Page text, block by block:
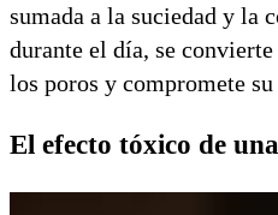
sumada a la suciedad y la
durante el día, se
los poros y compromete
El efecto tóxico de